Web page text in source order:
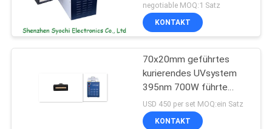
FABRIK-
QUALITÄTSKONTROLLE
negotiable MOQ:1 Satz
KONTAKT
70x20mm geführtes
kurierendes UVsystem
395nm 700W führte
kurierende UVausrüstung
USD 450 per set MOQ:ein Satz
KONTAKT